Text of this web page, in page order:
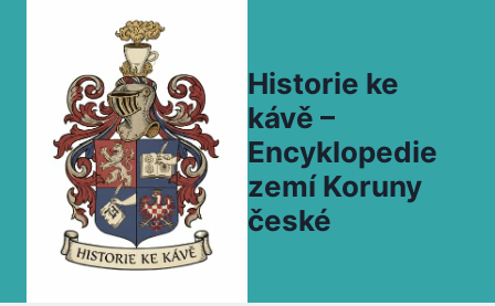
Historie ke
kávě –
Encyklopedie
zemí Koruny
české